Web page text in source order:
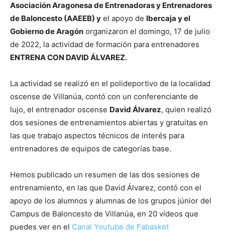
Asociación Aragonesa de Entrenadoras y Entrenadores
de Baloncesto (AAEEB) y el apoyo de Ibercaja y el
Gobierno de Aragón organizaron el domingo, 17 de julio
de 2022, la actividad de formación para entrenadores
ENTRENA CON DAVID ÁLVAREZ.
La actividad se realizó en el polideportivo de la localidad
oscense de Villanúa, contó con un conferenciante de
lujo, el entrenador oscense David Álvarez, quien realizó
dos sesiones de entrenamientos abiertas y gratuitas en
las que trabajo aspectos técnicos de interés para
entrenadores de equipos de categorías base.
Hemos publicado un resumen de las dos sesiones de
entrenamiento, en las que David Álvarez, contó con el
apoyo de los alumnos y alumnas de los grupos júnior del
Campus de Baloncesto de Villanúa, en 20 vídeos que
puedes ver en el Canal Youtube de Fabasket